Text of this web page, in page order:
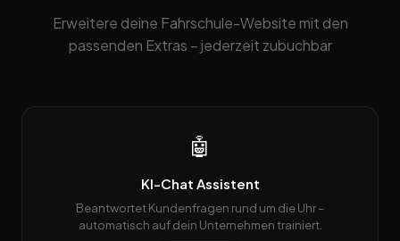
Erweitere deine Fahrschule-Website mit den
passenden Extras – jederzeit zubuchbar
🤖
KI-Chat Assistent
Beantwortet Kundenfragen rund um die Uhr –
automatisch auf dein Unternehmen trainiert.